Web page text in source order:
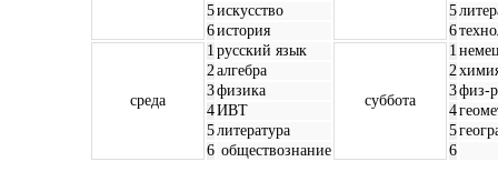
5искусство 5
6история 6
среда
1 русский язык
суббота
1
2алгебра 2
3физика 3физ-
4ИВТ 4
5литература 5
6 обществознание 6